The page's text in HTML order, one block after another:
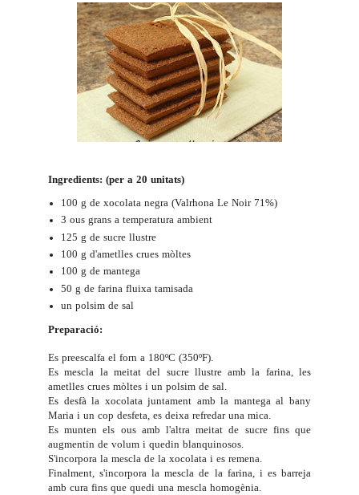
Ingredients: (per a 20 unitats)
100 g de xocolata negra (Valrhona Le Noir 71%)
3 ous grans a temperatura ambient
125 g de sucre llustre
100 g d'ametlles crues mòltes
100 g de mantega
50 g de farina fluixa tamisada
un polsim de sal
Preparació:
Es preescalfa el forn a 180ºC (350ºF).
Es mescla la meitat del sucre llustre amb la farina, les
ametlles crues mòltes i un polsim de sal.
Es desfà la xocolata juntament amb la mantega al bany
Maria i un cop desfeta, es deixa refredar una mica.
Es munten els ous amb l'altra meitat de sucre fins que
augmentin de volum i quedin blanquinosos.
S'incorpora la mescla de la xocolata i es remena.
Finalment, s'incorpora la mescla de la farina, i es barreja
amb cura fins que quedi una mescla homogènia.